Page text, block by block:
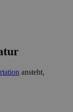
ansteht,